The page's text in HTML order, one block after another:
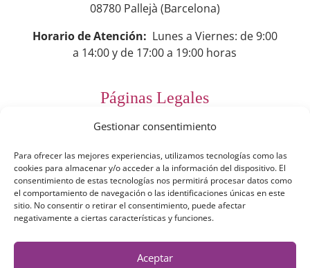
Gestionar consentimiento
Para ofrecer las mejores experiencias, utilizamos tecnologías como las
cookies para almacenar y/o acceder a la información del dispositivo. El
consentimiento de estas tecnologías nos permitirá procesar datos como
el comportamiento de navegación o las identificaciones únicas en este
sitio. No consentir o retirar el consentimiento, puede afectar
negativamente a ciertas características y funciones.
Aceptar
08780 Pallejà (Barcelona)
Horario de Atención: Lunes a Viernes: de 9:00
a 14:00 y de 17:00 a 19:00 horas
Páginas Legales
Preguntas Frecuentes
Aviso Legal
Política de Privacidad
Política de Cookies
Términos y Condiciones